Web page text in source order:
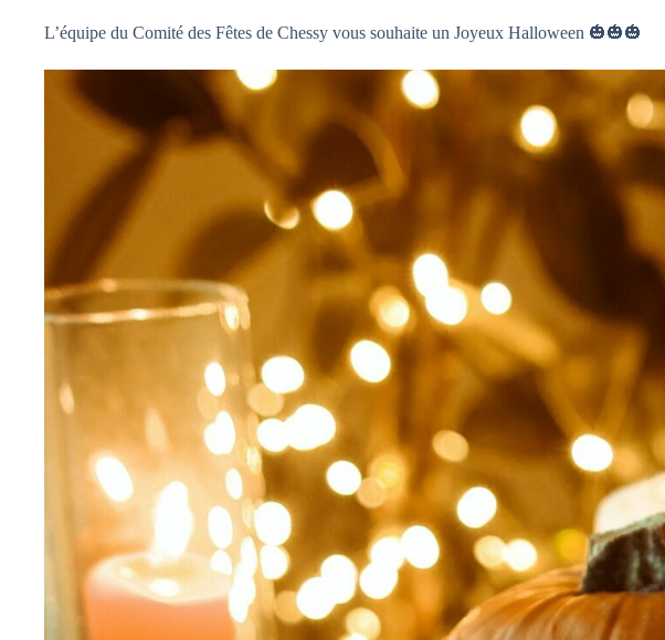
L’équipe du Comité des Fêtes de Chessy vous souhaite un Joyeux Halloween 🎃🎃🎃